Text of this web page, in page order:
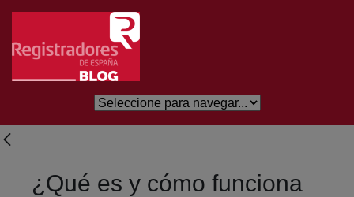
Skip to Main Content
¿Qué es y cómo funciona